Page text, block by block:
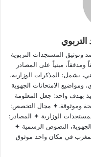
وتوثيق المستجدات التربوية
ومدققاً، مبنياً على المصادر
يشمل: المذكرات الوزارية،
ومواضيع الامتحانات الجهوية
بهدف واحد: جعل المعلومة
وموثوقة.✦ مجال التخصص:
الوزارية ✦ المصادر:
الجهوية، النصوص الرسمية ✦
في مكان واحد موثوق